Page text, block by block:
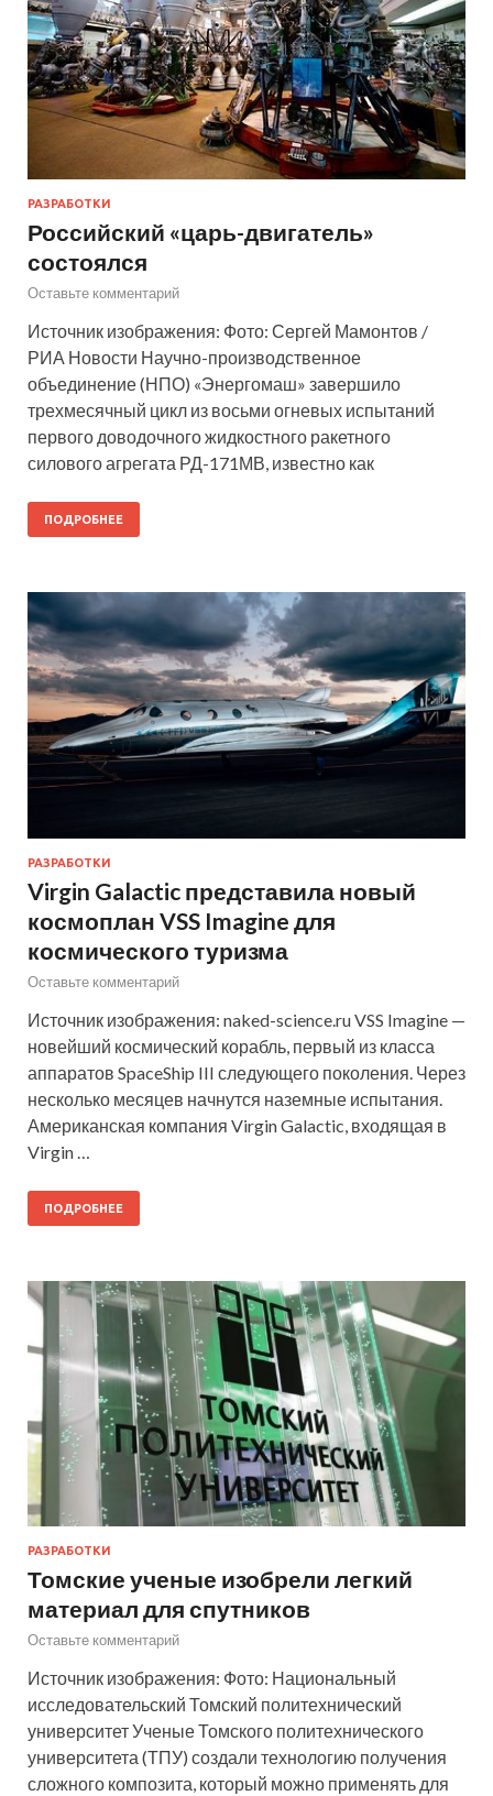
РАЗРАБОТКИ
Российский «царь-двигатель»
состоялся
Оставьте комментарий
Источник изображения: Фото: Сергей Мамонтов /
РИА Новости Научно-производственное
объединение (НПО) «Энергомаш» завершило
трехмесячный цикл из восьми огневых испытаний
первого доводочного жидкостного ракетного
силового агрегата РД-171МВ, известно как
ПОДРОБНЕЕ
РАЗРАБОТКИ
Virgin Galactic представила новый
космоплан VSS Imagine для
космического туризма
Оставьте комментарий
Источник изображения: naked-science.ru VSS Imagine —
новейший космический корабль, первый из класса
аппаратов SpaceShip III следующего поколения. Через
несколько месяцев начнутся наземные испытания.
Американская компания Virgin Galactic, входящая в
Virgin …
ПОДРОБНЕЕ
РАЗРАБОТКИ
Томские ученые изобрели легкий
материал для спутников
Оставьте комментарий
Источник изображения: Фото: Национальный
исследовательский Томский политехнический
университет Ученые Томского политехнического
университета (ТПУ) создали технологию получения
сложного композита, который можно применять для